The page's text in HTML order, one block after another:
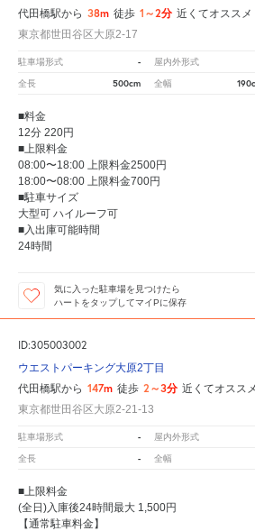
代田橋駅から 38m 徒歩 1～2分 近くてオススメ
東京都世田谷区大原2-17
駐車場形式 - 屋内外形式
全長 500cm 全幅
■料金
12分 220円
■上限料金
08:00〜18:00 上限料金2500円
18:00〜08:00 上限料金700円
■駐車サイズ
大型可 ハイルーフ可
■入出庫可能時間
24時間
気に入った駐車場を見つけたら
ハートをタップしてマイPに保存
ID:305003002
ウエストパーキング大原2丁目
代田橋駅から 147m 徒歩 2～3分 近くてオスス
東京都世田谷区大原2-21-13
駐車場形式 - 屋内外形式
全長 - 全幅
■上限料金
(全日)入庫後24時間最大 1,500円
【通常駐車料金】